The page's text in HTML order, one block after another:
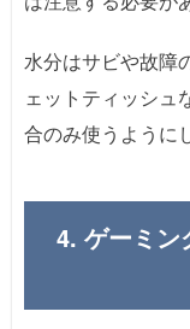
水分はサビや故障
ェットティッシュ
合のみ使うように
4. ゲーミン